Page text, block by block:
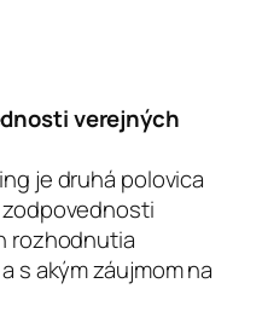
verejných
je druhá polovica
rozhodnutia
s akým záujmom na